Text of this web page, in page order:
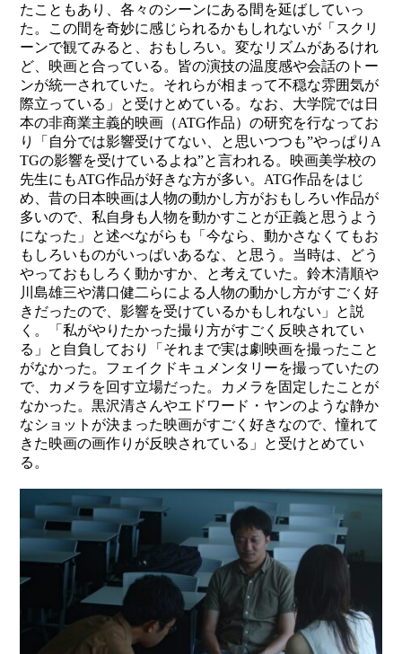
たこともあり、各々のシーンにある間を延ばしていっ
た。この間を奇妙に感じられるかもしれないが「スクリ
ーンで観てみると、おもしろい。変なリズムがあるけれ
ど、映画と合っている。皆の演技の温度感や会話のトー
ンが統一されていた。それらが相まって不穏な雰囲気が
際立っている」と受けとめている。なお、大学院では日
本の非商業主義的映画（ATG作品）の研究を行なってお
り「自分では影響受けてない、と思いつつも”やっぱりA
TGの影響を受けているよね”と言われる。映画美学校の
先生にもATG作品が好きな方が多い。ATG作品をはじ
め、昔の日本映画は人物の動かし方がおもしろい作品が
多いので、私自身も人物を動かすことが正義と思うよう
になった」と述べながらも「今なら、動かさなくてもお
もしろいものがいっぱいあるな、と思う。当時は、どう
やっておもしろく動かすか、と考えていた。鈴木清順や
川島雄三や溝口健二らによる人物の動かし方がすごく好
きだったので、影響を受けているかもしれない」と説
く。「私がやりたかった撮り方がすごく反映されてい
る」と自負しており「それまで実は劇映画を撮ったこと
がなかった。フェイクドキュメンタリーを撮っていたの
で、カメラを回す立場だった。カメラを固定したことが
なかった。黒沢清さんやエドワード・ヤンのような静か
なショットが決まった映画がすごく好きなので、憧れて
きた映画の画作りが反映されている」と受けとめてい
る。